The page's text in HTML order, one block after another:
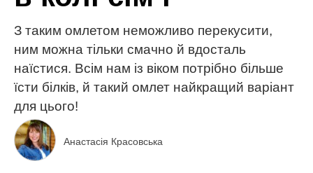
З таким омлетом неможливо перекусити,
ним можна тільки смачно й вдосталь
наїстися. Всім нам із віком потрібно більше
їсти білків, й такий омлет найкращий варіант
для цього!
Анастасія Красовська